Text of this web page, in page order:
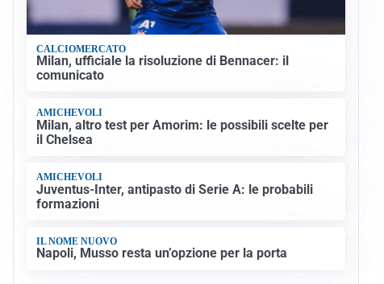
CALCIOMERCATO
Milan, ufficiale la risoluzione di Bennacer: il
comunicato
AMICHEVOLI
Milan, altro test per Amorim: le possibili scelte per
il Chelsea
AMICHEVOLI
Juventus-Inter, antipasto di Serie A: le probabili
formazioni
IL NOME NUOVO
Napoli, Musso resta un’opzione per la porta